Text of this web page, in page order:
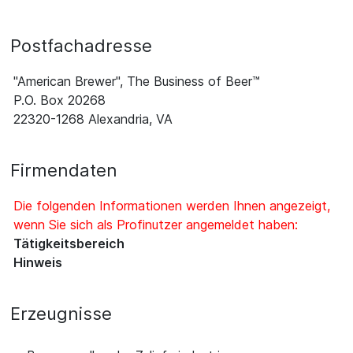
Postfachadresse
"American Brewer", The Business of Beer™
P.O. Box 20268
22320-1268 Alexandria, VA
Firmendaten
Die folgenden Informationen werden Ihnen angezeigt,
wenn Sie sich als Profinutzer angemeldet haben:
Tätigkeitsbereich
Hinweis
Erzeugnisse